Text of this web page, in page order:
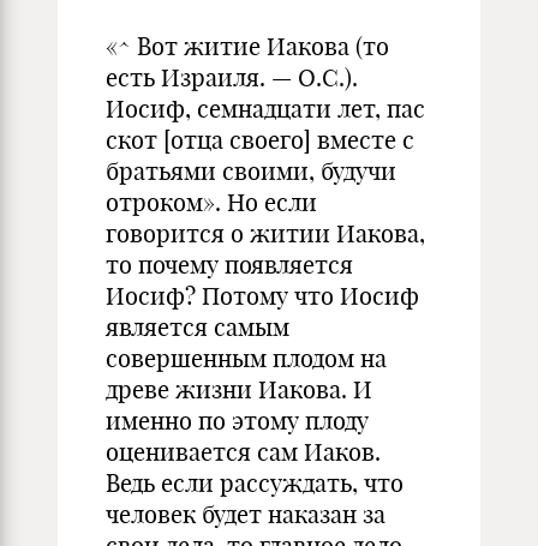
«^ Вот житие Иакова (то
есть Израиля. — О.С.).
Иосиф, семнадцати лет, пас
скот [отца своего] вместе с
братьями своими, будучи
отроком». Но если
говорится о житии Иакова,
то почему появляется
Иосиф? Потому что Иосиф
является самым
совершенным плодом на
древе жизни Иакова. И
именно по этому плоду
оценивается сам Иаков.
Ведь если рассуждать, что
человек будет наказан за